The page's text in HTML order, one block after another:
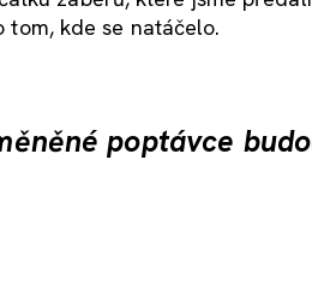
tom, kde se natáčelo.
poptávce